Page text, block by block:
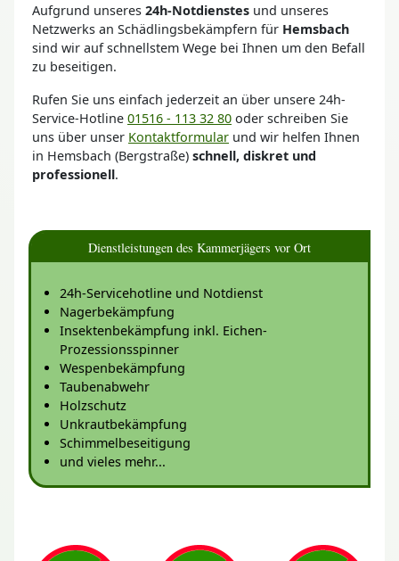
Aufgrund unseres 24h-Notdienstes und unseres
Netzwerks an Schädlingsbekämpfern für Hemsbach
sind wir auf schnellstem Wege bei Ihnen um den Befall
zu beseitigen.
Rufen Sie uns einfach jederzeit an über unsere 24h-
Service-Hotline 01516 - 113 32 80 oder schreiben Sie
uns über unser Kontaktformular und wir helfen Ihnen
in Hemsbach (Bergstraße) schnell, diskret und
professionell.
Dienstleistungen des Kammerjägers vor Ort
24h-Servicehotline und Notdienst
Nagerbekämpfung
Insektenbekämpfung inkl. Eichen-
Prozessionsspinner
Wespenbekämpfung
Taubenabwehr
Holzschutz
Unkrautbekämpfung
Schimmelbeseitigung
und vieles mehr...